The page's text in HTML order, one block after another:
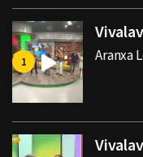
Aranxa